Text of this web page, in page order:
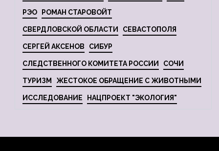
РЭО РОМАН СТАРОВОЙТ
СВЕРДЛОВСКОЙ ОБЛАСТИ СЕВАСТОПОЛЯ
СЕРГЕЙ АКСЕНОВ СИБУР
СЛЕДСТВЕННОГО КОМИТЕТА РОССИИ СОЧИ
ТУРИЗМ ЖЕСТОКОЕ ОБРАЩЕНИЕ С ЖИВОТНЫМИ
ИССЛЕДОВАНИЕ НАЦПРОЕКТ "ЭКОЛОГИЯ"